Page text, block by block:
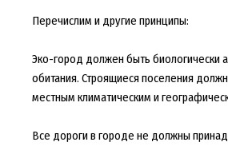
Перечислим и другие принципы:
Эко-город должен быть биологически
обитания. Строящиеся поселения
местным климатическим и
Все дороги в городе не должны